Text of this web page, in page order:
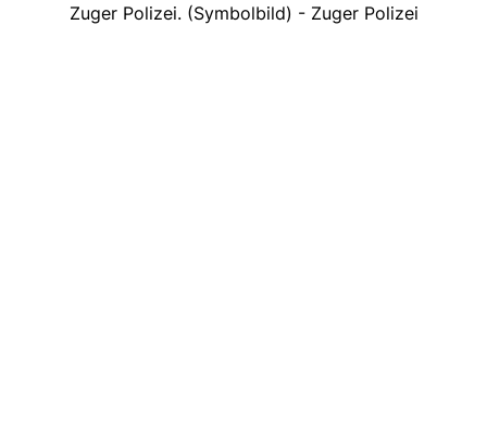
Zuger Polizei. (Symbolbild) - Zuger Polizei